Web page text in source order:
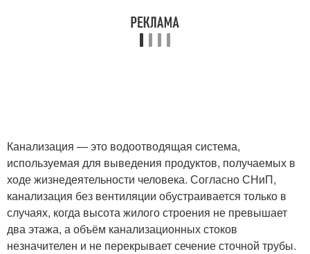
Канализация — это водоотводящая система,
используемая для выведения продуктов, получаемых в
ходе жизнедеятельности человека. Согласно СНиП,
канализация без вентиляции обустраивается только в
случаях, когда высота жилого строения не превышает
два этажа, а объём канализационных стоков
незначителен и не перекрывает сечение сточной трубы.